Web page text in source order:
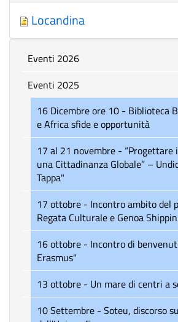
Locandina
Eventi 2026
Eventi 2025
16 Dicembre ore 10 - Biblioteca Berio - Europa
e Africa sfide e opportunità
17 al 21 novembre - “Progettare in Italia per
una Cittadinanza Globale” –
Tappa"
17 ottobre - Incontro ambito del progetto di
Regata Culturale e Genoa
16 ottobre - Incontro di benvenuto "Welcome
Erasmus"
13 ottobre - Un mare di centri a
10 Settembre - Soteu, discorso sullo Stato